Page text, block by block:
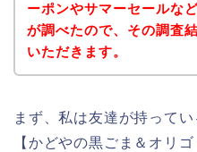
ーポンやサマーセールな
が調べたので、その調査
いただきます。
まず、私は友達が持って
【かどやの黒ごま＆オリ